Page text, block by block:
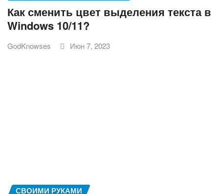
Как сменить цвет выделения текста в
Windows 10/11?
GodKnowses Июн 7, 2023
СВОИМИ РУКАМИ